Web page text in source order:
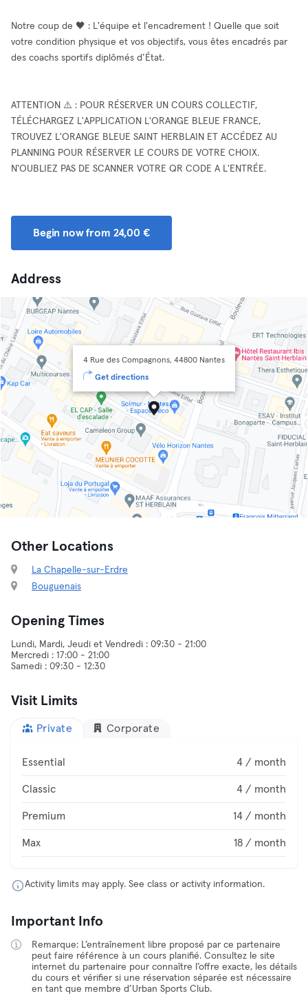
Notre coup de 🖤 : L'équipe et l'encadrement ! Quelle que soit
votre condition physique et vos objectifs, vous êtes encadrés par
des coachs sportifs diplômés d’État.
ATTENTION ⚠️ : POUR RÉSERVER UN COURS COLLECTIF,
TÉLÉCHARGEZ L'APPLICATION L'ORANGE BLEUE FRANCE,
TROUVEZ L'ORANGE BLEUE SAINT HERBLAIN ET ACCÉDEZ AU
PLANNING POUR RÉSERVER LE COURS DE VOTRE CHOIX.
N'OUBLIEZ PAS DE SCANNER VOTRE QR CODE A L'ENTRÉE.
Begin now from 24,00 €
Address
4 Rue des Compagnons, 44800 Nantes
Get directions
Other Locations
La Chapelle-sur-Erdre
Bouguenais
Opening Times
Lundi, Mardi, Jeudi et Vendredi : 09:30 - 21:00
Mercredi : 17:00 - 21:00
Samedi : 09:30 - 12:30
Visit Limits
Private Corporate
Essential 4 / month
Classic 4 / month
Premium 14 / month
Max 18 / month
Activity limits may apply. See class or activity information.
Important Info
Remarque: L’entraînement libre proposé par ce partenaire
peut faire référence à un cours planifié. Consultez le site
internet du partenaire pour connaître l’offre exacte, les détails
du cours et vérifier si une réservation séparée est nécessaire
en tant que membre d’Urban Sports Club.